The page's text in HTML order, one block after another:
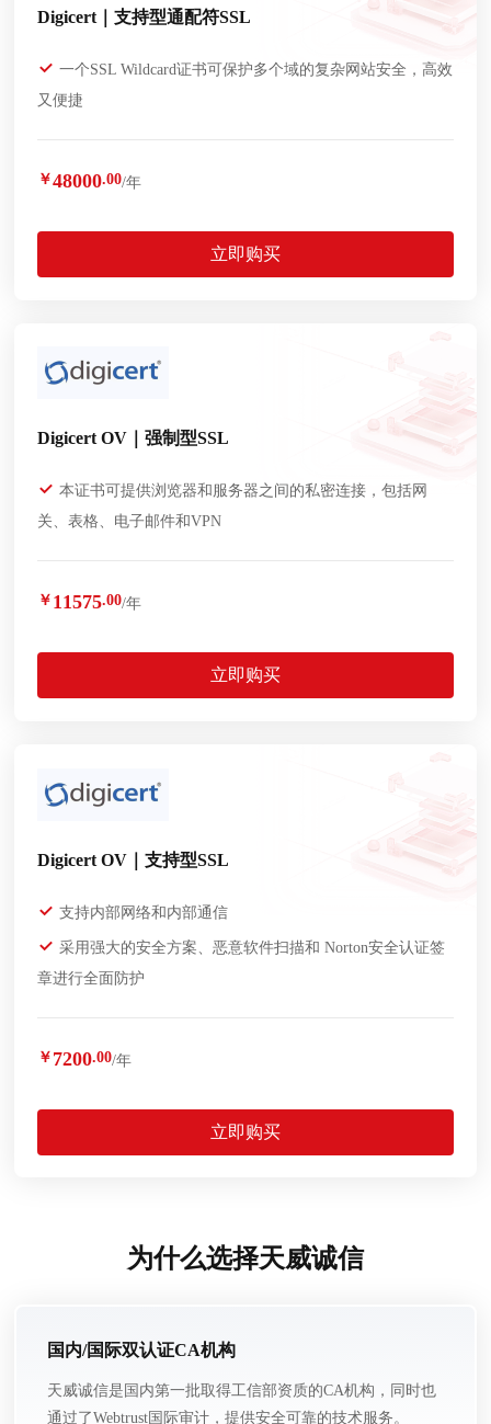
Digicert｜支持型通配符SSL
一个SSL Wildcard证书可保护多个域的复杂网站安全，高效
又便捷
￥48000.00/年
立即购买
Digicert OV｜强制型SSL
本证书可提供浏览器和服务器之间的私密连接，包括网
关、表格、电子邮件和VPN
￥ 11575.00/年
立即购买
Digicert OV｜支持型SSL
支持内部网络和内部通信
采用强大的安全方案、恶意软件扫描和 Norton安全认证签
章进行全面防护
￥ 7200.00/年
立即购买
为什么选择天威诚信
国内/国际双认证CA机构
天威诚信是国内第一批取得工信部资质的CA机构，同时也
通过了Webtrust国际审计，提供安全可靠的技术服务。